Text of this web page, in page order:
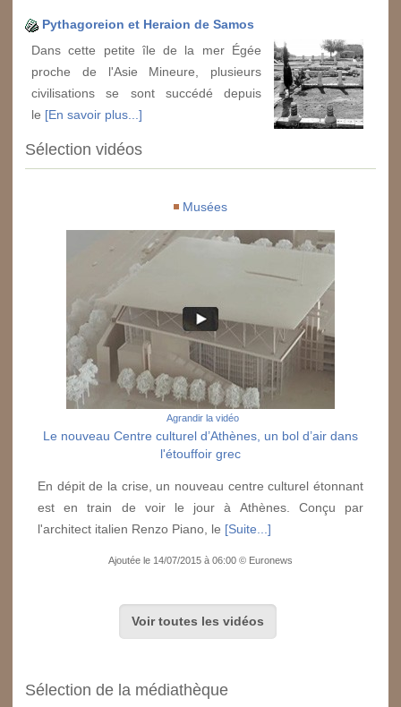
Pythagoreion et Heraion de Samos
Dans cette petite île de la mer Égée
proche de l'Asie Mineure, plusieurs
civilisations se sont succédé depuis
le [En savoir plus...]
Sélection vidéos
Musées
Agrandir la vidéo
Le nouveau Centre culturel d’Athènes, un bol d’air dans
l'étouffoir grec
En dépit de la crise, un nouveau centre culturel étonnant
est en train de voir le jour à Athènes. Conçu par
l'architect italien Renzo Piano, le [Suite...]
Ajoutée le 14/07/2015 à 06:00 © Euronews
Voir toutes les vidéos
Sélection de la médiathèque